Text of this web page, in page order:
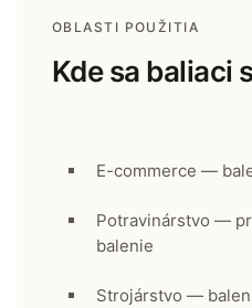
OBLASTI POUŽITIA
Kde sa baliaci
E-commerce —
Potravinárstvo —
balenie
Strojárstvo —